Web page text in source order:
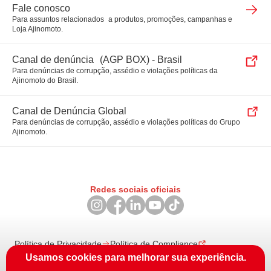
Fale conosco
Para assuntos relacionados a produtos, promoções, campanhas e
Loja Ajinomoto.
Canal de denúncia (AGP BOX) - Brasil
Para denúncias de corrupção, assédio e violações políticas da
Ajinomoto do Brasil.
Canal de Denúncia Global
Para denúncias de corrupção, assédio e violações políticas do Grupo
Ajinomoto.
Redes sociais oficiais
Política de Privacidade
Política de Compliance
Acessibilidade
Portal E-learning
© 2026 Ajinomoto Co., Inc. CNPJ: 46.344.354/0006-69
Usamos cookies para melhorar sua experiência.